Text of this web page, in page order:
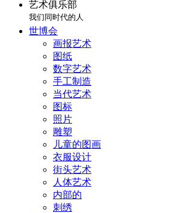
艺术俱乐部
我们同时代的人
世博会
画报艺术
图纸
数字艺术
手工制造
当代艺术
图标
照片
雕塑
儿童的图画
衣服设计
街头艺术
人体艺术
内部的
刺绣